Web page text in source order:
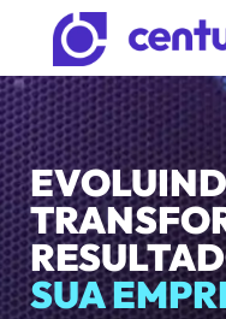
SUA